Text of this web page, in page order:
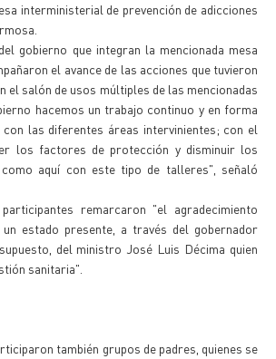
interministerial de prevención de adicciones
gobierno que integran la mencionada mesa
el avance de las acciones que tuvieron
el salón de usos múltiples de las mencionadas
hacemos un trabajo continuo y en forma
las diferentes áreas intervinientes; con el
los factores de protección y disminuir los
aquí con este tipo de talleres", señaló
remarcaron "el agradecimiento
un estado presente, a través del gobernador
del ministro José Luis Décima quien
sanitaria".
también grupos de padres, quienes se